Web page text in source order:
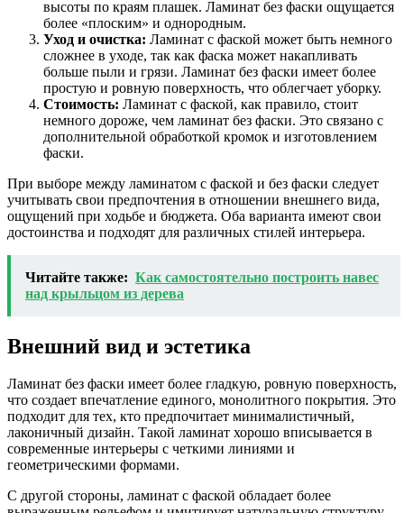
высоты по краям плашек. Ламинат без фаски ощущается
более «плоским» и однородным.
Уход и очистка: Ламинат с фаской может быть немного
сложнее в уходе, так как фаска может накапливать
больше пыли и грязи. Ламинат без фаски имеет более
простую и ровную поверхность, что облегчает уборку.
Стоимость: Ламинат с фаской, как правило, стоит
немного дороже, чем ламинат без фаски. Это связано с
дополнительной обработкой кромок и изготовлением
фаски.
При выборе между ламинатом с фаской и без фаски следует
учитывать свои предпочтения в отношении внешнего вида,
ощущений при ходьбе и бюджета. Оба варианта имеют свои
достоинства и подходят для различных стилей интерьера.
Читайте также: Как самостоятельно построить навес
над крыльцом из дерева
Внешний вид и эстетика
Ламинат без фаски имеет более гладкую, ровную поверхность,
что создает впечатление единого, монолитного покрытия. Это
подходит для тех, кто предпочитает минималистичный,
лаконичный дизайн. Такой ламинат хорошо вписывается в
современные интерьеры с четкими линиями и
геометрическими формами.
С другой стороны, ламинат с фаской обладает более